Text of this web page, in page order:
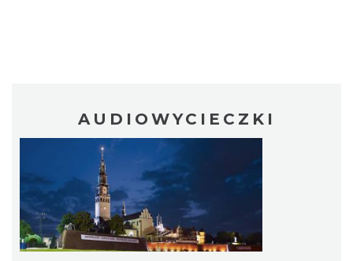
AUDIOWYCIECZKI